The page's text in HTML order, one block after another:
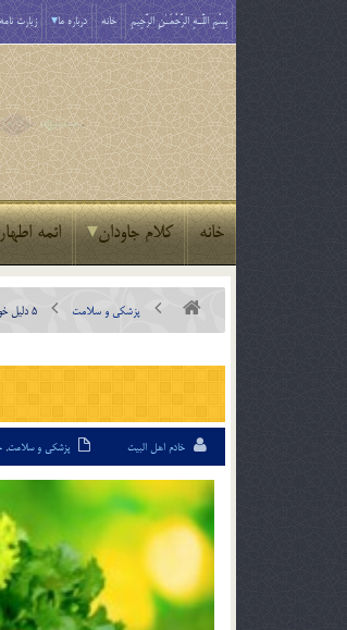
بِسْمِ اللَّـهِ الرَّحْمَـٰنِ الرَّحِيمِ خانه درباره ما زیارت
خانه کلام جاودان ائمه اطهار
پزشکی و سلامت 5 دلیل خوب برای مصرف بیشتر پیاز
خادم اهل البیت پزشکی و سلامت,